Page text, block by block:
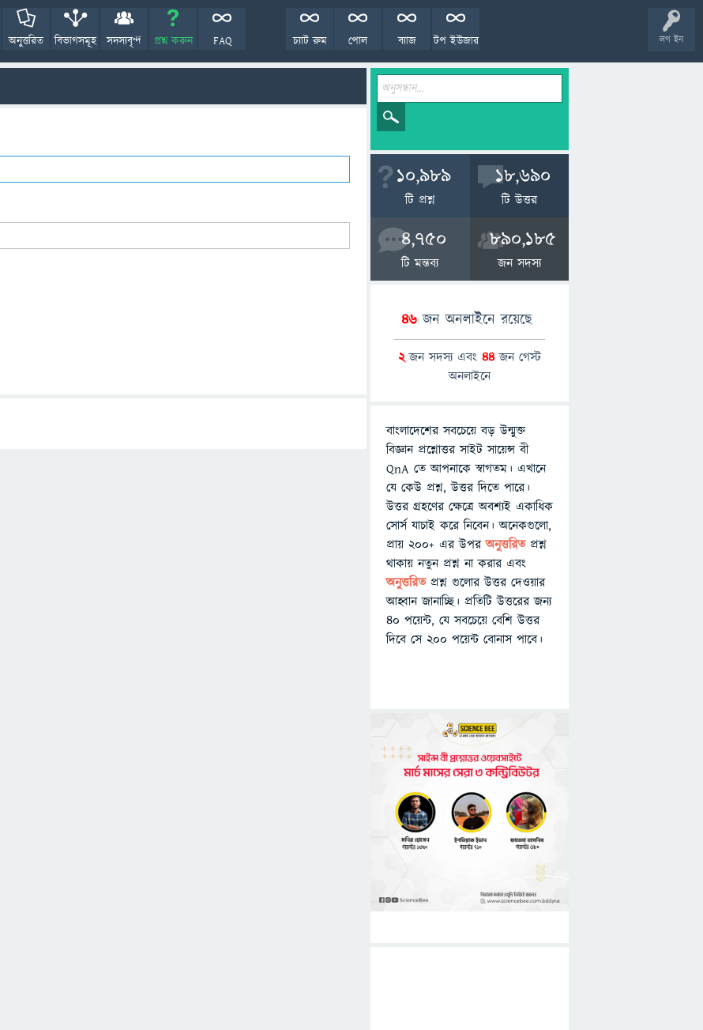
লগ ইন
অনুত্তরিত বিভাগসমূহ সদস্যবৃন্দ প্রশ্ন করুন FAQ টপ ইউজার
ব্যাজ
পোল
চ্যাট রুম
10,989
টি প্রশ্ন
18,690
টি উত্তর
4,750
টি মন্তব্য
890,185
জন সদস্য
46জন অনলাইনে রয়েছে
2জন সদস্য এবং 44 জন গেস্ট
অনলাইনে
বাংলাদেশের সবচেয়ে বড় উন্মুক্ত
বিজ্ঞান প্রশ্নোত্তর সাইট সায়েন্স বী
QnA তে আপনাকে স্বাগতম। এখানে
যে কেউ প্রশ্ন, উত্তর দিতে পারে।
উত্তর গ্রহণের ক্ষেত্রে অবশ্যই একাধিক
সোর্স যাচাই করে নিবেন। অনেকগুলো,
প্রায় ২০০+ এর উপরঅনুত্তরিতপ্রশ্ন
থাকায় নতুন প্রশ্ন না করার এবং
অনুত্তরিত প্রশ্ন গুলোর উত্তর দেওয়ার
আহ্বান জানাচ্ছি। প্রতিটি উত্তরের জন্য
৪০ পয়েন্ট, যে সবচেয়ে বেশি উত্তর
দিবে সে ২০০ পয়েন্ট বোনাস পাবে।